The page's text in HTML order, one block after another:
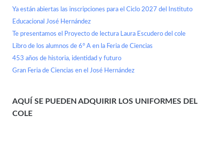
Ya están abiertas las inscripciones para el Ciclo 2027 del Instituto
Educacional José Hernández
Te presentamos el Proyecto de lectura Laura Escudero del cole
Libro de los alumnos de 6° A en la Feria de Ciencias
453 años de historia, identidad y futuro
Gran Feria de Ciencias en el José Hernández
AQUÍ SE PUEDEN ADQUIRIR LOS UNIFORMES DEL
COLE